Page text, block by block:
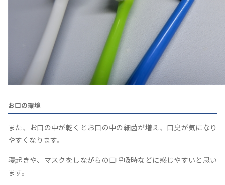
お口の環境
また、お口の中が乾くとお口の中の細菌が増え、口臭が気になり
やすくなります。
寝起きや、マスクをしながらの口呼吸時などに感じやすいと思い
ます。